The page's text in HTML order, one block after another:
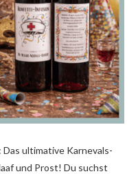
Das ultimative Karnevals-
und Prost! Du suchst